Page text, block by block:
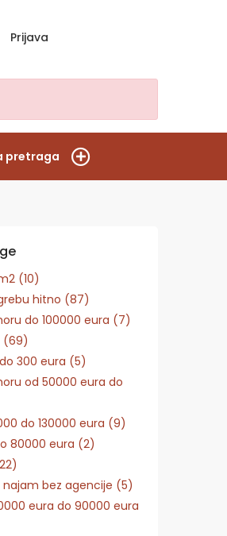
Prijava
pretraga
(10)
hitno (87)
do 100000 eura (7)
(69)
300 eura (5)
od 50000 eura do
do 130000 eura (9)
80000 eura (2)
bez agencije (5)
eura do 90000 eura